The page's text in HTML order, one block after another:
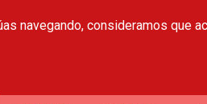
navegando, consideramos que